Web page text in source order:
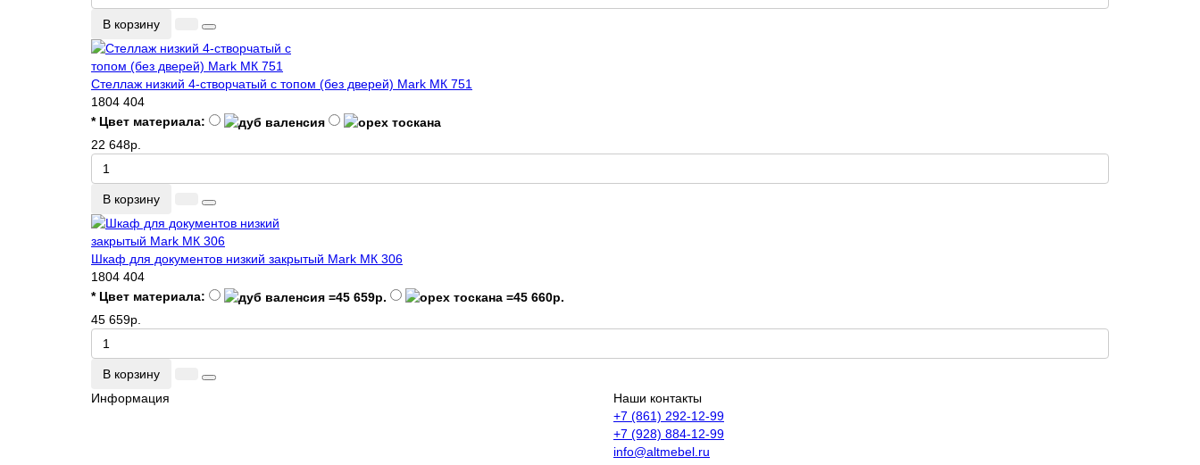
В корзину
Стеллаж низкий 4-створчатый с топом (без дверей) Mark МК 751
1804 404
* Цвет материала:
22 648р.
В корзину
Шкаф для документов низкий закрытый Mark МК 306
1804 404
* Цвет материала:
45 659р.
В корзину
Информация
Наши контакты
+7 (861) 292-12-99
+7 (928) 884-12-99
info@altmebel.ru